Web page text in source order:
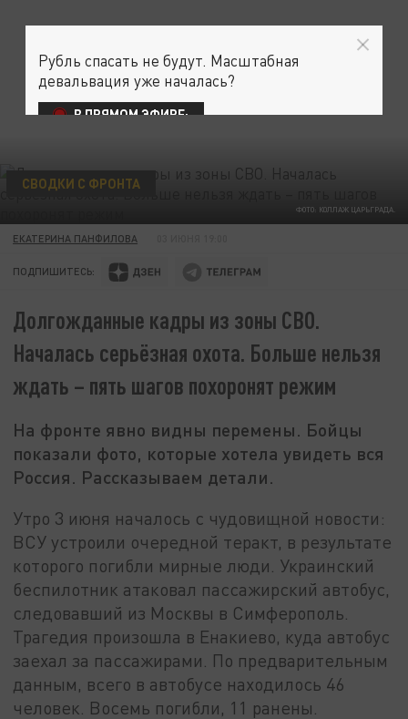
ФОТО: КОЛЛАЖ ЦАРЬГРАДА.
СВОДКИ С ФРОНТА
ЕКАТЕРИНА ПАНФИЛОВА
ПОДПИШИТЕСЬ:
Долгожданные кадры из зоны СВО.
Началась серьёзная охота. Больше нельзя
ждать – пять шагов похоронят режим
На фронте явно видны перемены. Бойцы
показали фото, которые хотела увидеть вся
Россия. Рассказываем детали.
Утро 3 июня началось с чудовищной новости:
ВСУ устроили очередной теракт, в результате
которого погибли мирные люди. Украинский
беспилотник атаковал пассажирский автобус,
следовавший из Москвы в Симферополь.
Трагедия произошла в Енакиево, куда автобус
заехал за пассажирами. По предварительным
данным, всего в автобусе находилось 46
человек. Восемь погибли, 11 ранены.
Рубль спасать не будут. Масштабная
девальвация уже началась?
В ПРЯМОМ ЭФИРЕ: